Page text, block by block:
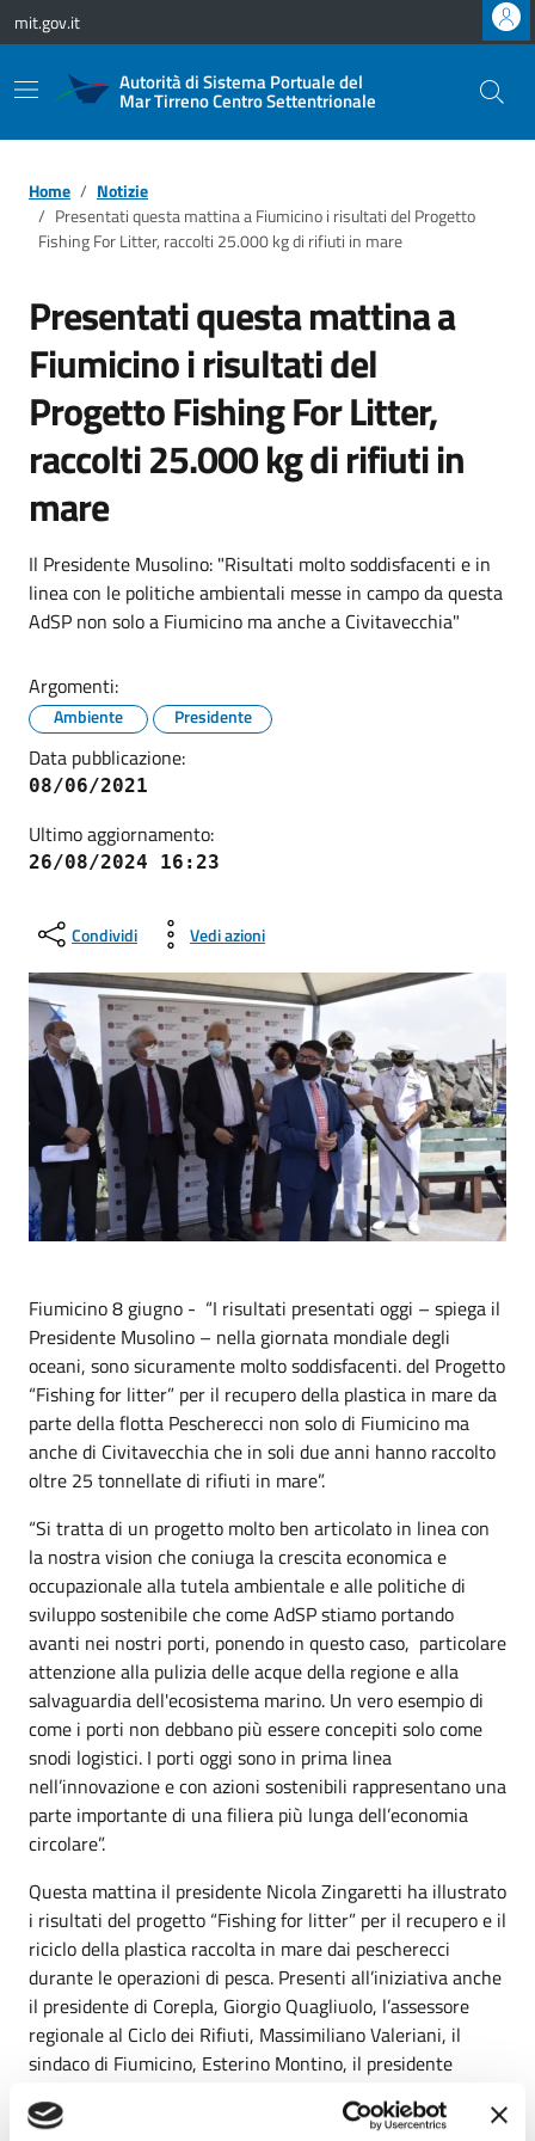
Vai ai contenuti
Vai al footer
mit.gov.it
Autorità di Sistema Portuale del
Mar Tirreno Centro Settentrionale
Home
Notizie
Presentati questa mattina a Fiumicino i risultati del Progetto
Fishing For Litter, raccolti 25.000 kg di rifiuti in mare
Presentati questa mattina a
Fiumicino i risultati del
Progetto Fishing For Litter,
raccolti 25.000 kg di rifiuti in
mare
Il Presidente Musolino: "Risultati molto soddisfacenti e in
linea con le politiche ambientali messe in campo da questa
AdSP non solo a Fiumicino ma anche a Civitavecchia"
Argomenti:
Ambiente Presidente
Data pubblicazione:
08/06/2021
Ultimo aggiornamento:
26/08/2024 16:23
Condividi Vedi azioni
Fiumicino 8 giugno - “I risultati presentati oggi – spiega il
Presidente Musolino – nella giornata mondiale degli
oceani, sono sicuramente molto soddisfacenti. del Progetto
“Fishing for litter” per il recupero della plastica in mare da
parte della flotta Pescherecci non solo di Fiumicino ma
anche di Civitavecchia che in soli due anni hanno raccolto
oltre 25 tonnellate di rifiuti in mare”.
“Si tratta di un progetto molto ben articolato in linea con
la nostra vision che coniuga la crescita economica e
occupazionale alla tutela ambientale e alle politiche di
sviluppo sostenibile che come AdSP stiamo portando
avanti nei nostri porti, ponendo in questo caso, particolare
attenzione alla pulizia delle acque della regione e alla
salvaguardia dell'ecosistema marino. Un vero esempio di
come i porti non debbano più essere concepiti solo come
snodi logistici. I porti oggi sono in prima linea
nell’innovazione e con azioni sostenibili rappresentano una
parte importante di una filiera più lunga dell’economia
circolare”.
Questa mattina il presidente Nicola Zingaretti ha illustrato
i risultati del progetto “Fishing for litter” per il recupero e il
riciclo della plastica raccolta in mare dai pescherecci
durante le operazioni di pesca. Presenti all’iniziativa anche
il presidente di Corepla, Giorgio Quagliuolo, l’assessore
regionale al Ciclo dei Rifiuti, Massimiliano Valeriani, il
sindaco di Fiumicino, Esterino Montino, il presidente
settentrionale, Pino Musolino, il direttore Marittimo del